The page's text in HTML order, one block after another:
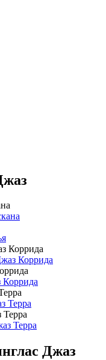
Коррида
Терра
Джаз